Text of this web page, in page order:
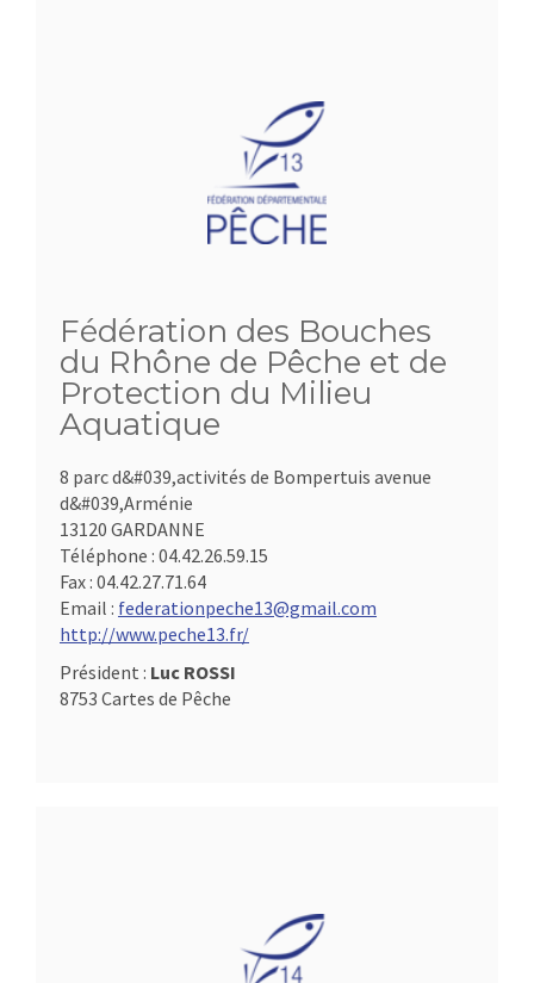
Fédération des Bouches
du Rhône de Pêche et de
Protection du Milieu
Aquatique
8 parc d&#039,activités de Bompertuis avenue
d&#039,Arménie
13120 GARDANNE
Téléphone : 04.42.26.59.15
Fax : 04.42.27.71.64
Email : federationpeche13@gmail.com
http://www.peche13.fr/
Président : Luc ROSSI
8753 Cartes de Pêche